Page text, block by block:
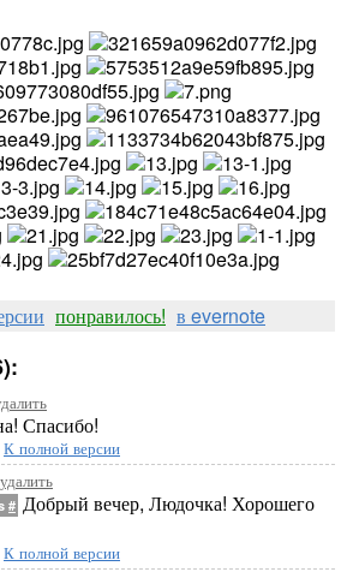
понравилось! в evernote
Спасибо!
К полной версии
удалить
# Добрый вечер, Людочка! Хорошего
К полной версии